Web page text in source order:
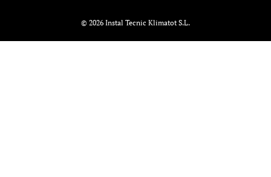
© 2026 Instal Tecnic Klimatot S.L.